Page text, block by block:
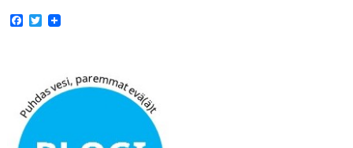
Facebook
Twitter